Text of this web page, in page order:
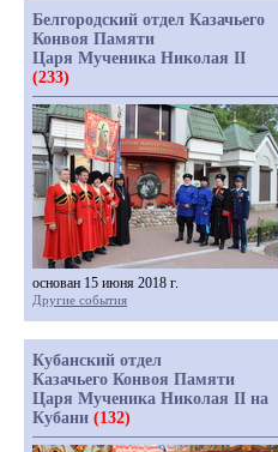
Белгородский отдел Казачьего
Конвоя Памяти
Царя Мученика Николая II
(233)
основан 15 июня 2018 г.
Другие события
Кубанский отдел
Казачьего Конвоя Памяти
Царя Мученика Николая II на
Кубани (132)